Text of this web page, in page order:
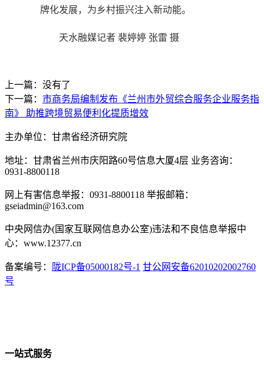
牌化发展，为乡村振兴注入新动能。
天水融媒记者 裴婷婷 张雷 摄
上一篇：没有了
下一篇： 市商务局编制发布《兰州市外贸综合服务企业服务指
南》 助推跨境贸易便利化提质增效
主办单位：甘肃省经济研究院
地址：甘肃省兰州市庆阳路60号信息大厦4层 业务咨询：
0931-8800118
网上有害信息举报：0931-8800118 举报邮箱：
gseiadmin@163.com
中央网信办(国家互联网信息办公室)违法和不良信息举报中
心：www.12377.cn
备案编号： 陇ICP备05000182号-1 甘公网安备62010202002760
号
一站式服务